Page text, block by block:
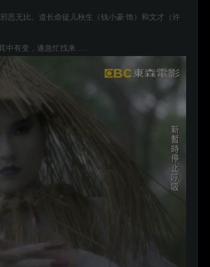
恶无比。道长命徒儿秋生（钱小豪 饰）和文才（许
中有变，遂急忙找来……